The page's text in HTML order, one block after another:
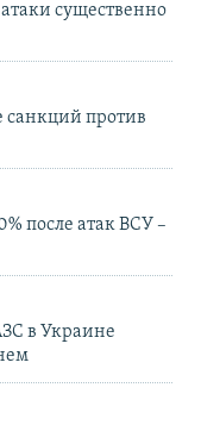
существенно
против
после атак ВСУ –
в Украине